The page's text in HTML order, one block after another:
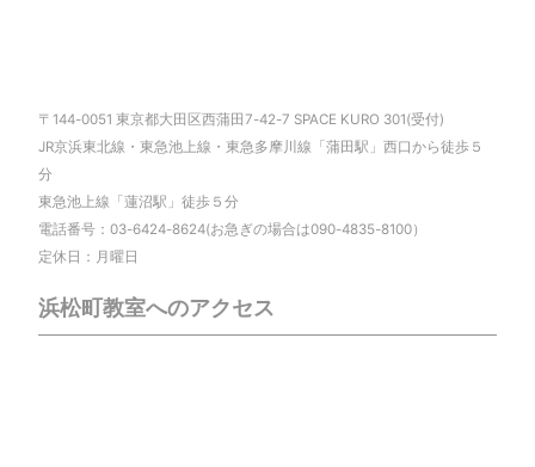
〒144-0051 東京都大田区西蒲田7-42-7 SPACE KURO 301(受付)
JR京浜東北線・東急池上線・東急多摩川線「蒲田駅」西口から徒歩５
分
東急池上線「蓮沼駅」徒歩５分
電話番号：03-6424-8624(お急ぎの場合は090-4835-8100）
定休日：月曜日
浜松町教室へのアクセス